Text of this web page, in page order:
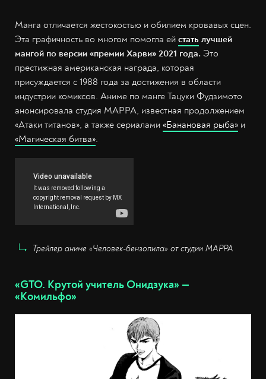
Манга отличается жестокостью и обилием кровавых сцен.
Эта графичность во многом помогла ей стать лучшей
мангой по версии «премии Харви» 2021 года. Это
престижная американская награда, которая
присуждается c 1988 года за достижения в области
индустрии комиксов. Аниме по манге Тацуки Фудзимото
анонсировала студия MAPPA, известная продолжением
«Атаки титанов», а также сериалами «Банановая рыба» и
«Магическая битва».
Трейлер аниме «Человек-бензопила» от студии MAPPA
«GTO. Крутой учитель Онидзука» —
«Комильфо»